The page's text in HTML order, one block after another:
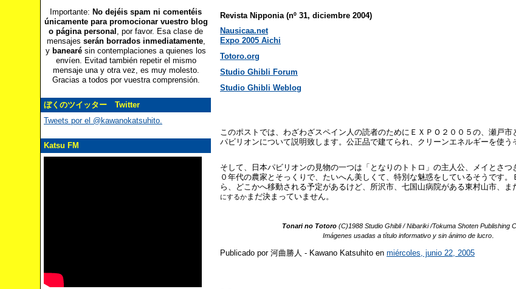
Importante: No dejéis spam ni comentéis
únicamente para promocionar vuestro blog
o página personal
, por favor. Esa clase de
mensajes serán borrados inmediatamente,
y banearé sin contemplaciones a quienes los
envíen. Evitad también repetir el mismo
mensaje una y otra vez, es muy molesto.
Gracias a todos por vuestra comprensión.
ぼくのツイッター Twitter
Tweets por el @kawanokatsuhito.
Katsu FM
Revista Nipponia (nº 31, diciembre 2004)
Nausicaa.net
Expo 2005 Aichi
Totoro.org
Studio Ghibli Forum
Studio Ghibli Weblog
このポストでは、わざわざスペイン人の読者のためにＥＸＰＯ２００５の、瀬戸市
パビリオンについて説明致します。公正品で建てられ、クリーンエネルギーを使う
そして、日本パビリオンの見物の一つは「となりのトトロ」の主人公、メイとさつ
０年代の農家とそっくりで、たいへん美しくて、特別な魅惑をしているそうです。
ら、どこかへ移動される予定があるけど、 所沢市、七国山病院がある東村山市、ま
にするかまだ決まっていません。
Tonari no Totoro (C)1988 Studio Ghibli / Nibariki /Tokuma Shoten Publishing
Imágenes usadas a título informativo y sin ánimo de lucro.
Publicado por 河曲勝人 - Kawano Katsuhito en miércoles, junio 22, 2005